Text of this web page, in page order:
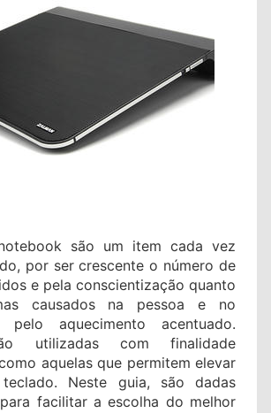
são um item cada vez
por ser crescente o número de
e pela conscientização quanto
causados na pessoa e no
pelo aquecimento acentuado.
utilizadas com finalidade
aquelas que permitem elevar
Neste guia, são dadas
facilitar a escolha do melhor